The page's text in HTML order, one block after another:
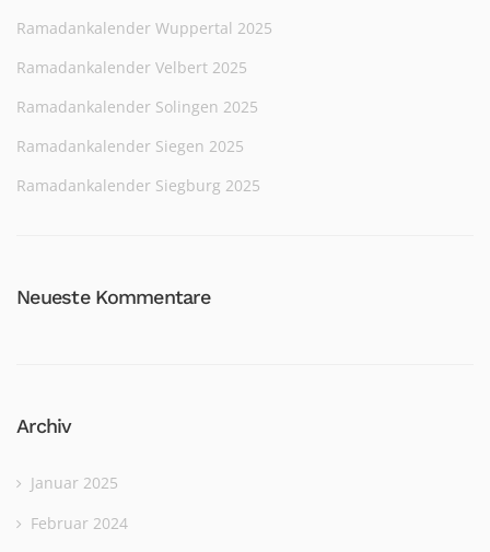
Ramadankalender Wuppertal 2025
Ramadankalender Velbert 2025
Ramadankalender Solingen 2025
Ramadankalender Siegen 2025
Ramadankalender Siegburg 2025
Neueste Kommentare
Archiv
Januar 2025
Februar 2024